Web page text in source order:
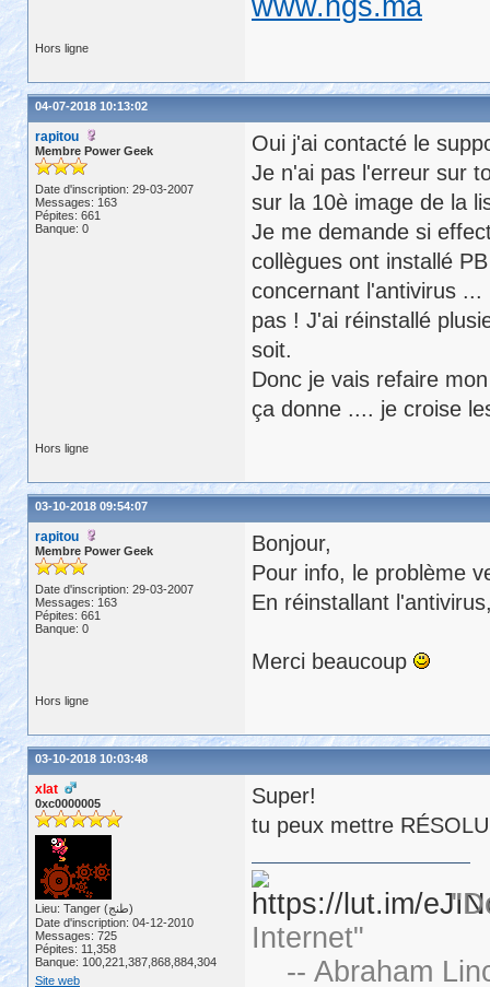
Hors ligne
04-07-2018 10:13:02
rapitou
Membre Power Geek
Date d'inscription: 29-03-2007
Messages: 163
Pépites: 661
Banque: 0
Oui j'ai contacté le
Je n'ai pas l'erreur sur
sur la 10è image de la
Je me demande si
collègues ont installé
concernant l'antivirus
pas ! J'ai réinstallé
soit.
Donc je vais refaire
ça donne .... je croise
Hors ligne
03-10-2018 09:54:07
rapitou
Membre Power Geek
Date d'inscription: 29-03-2007
Messages: 163
Pépites: 661
Banque: 0
Bonjour,
Pour info, le problème
En réinstallant
Merci beaucoup
Hors ligne
03-10-2018 10:03:48
xlat
0xc0000005
Lieu: Tanger (طنج)
Date d'inscription: 04-12-2010
Messages: 725
Pépites: 11,358
Banque: 100,221,387,868,884,304
Site web
Super!
tu peux mettre
Internet"
-- Abraham